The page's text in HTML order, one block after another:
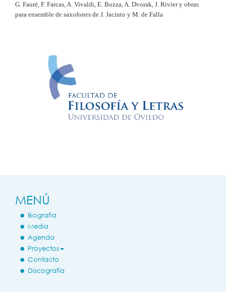
G. Fauré, F. Farcas, A. Vivaldi, E. Bozza, A. Dvorak, J. Rivier y obras
para ensemble de saxofones de J. Jacinto y M. de Falla
MENÚ
Biografía
Media
Agenda
Proyectos
Contacto
Discografía